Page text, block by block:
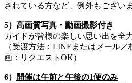
されている方など、例外もござい
5） 高画質写真・動画撮影付き
ガイドが皆様の楽しい思い出を全
（受渡方法：LINEまたはメール
画：リクエストOK）
6）
開催は午前と午後の1便のみ